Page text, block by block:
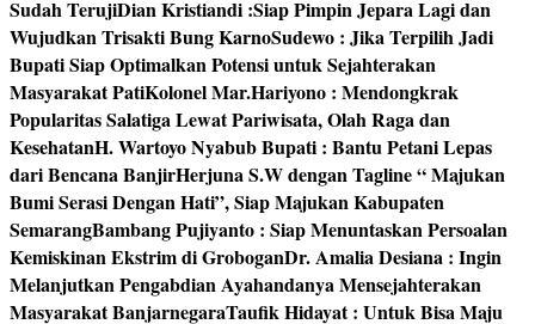
Sudah TerujiDian Kristiandi :Siap Pimpin Jepara Lagi dan
Wujudkan Trisakti Bung KarnoSudewo : Jika Terpilih Jadi
Bupati Siap Optimalkan Potensi untuk Sejahterakan
Masyarakat PatiKolonel Mar.Hariyono : Mendongkrak
Popularitas Salatiga Lewat Pariwisata, Olah Raga dan
KesehatanH. Wartoyo Nyabub Bupati : Bantu Petani Lepas
dari Bencana BanjirHerjuna S.W dengan Tagline “ Majukan
Bumi Serasi Dengan Hati”, Siap Majukan Kabupaten
SemarangBambang Pujiyanto : Siap Menuntaskan Persoalan
Kemiskinan Ekstrim di GroboganDr. Amalia Desiana : Ingin
Melanjutkan Pengabdian Ayahandanya Mensejahterakan
Masyarakat BanjarnegaraTaufik Hidayat : Untuk Bisa Maju